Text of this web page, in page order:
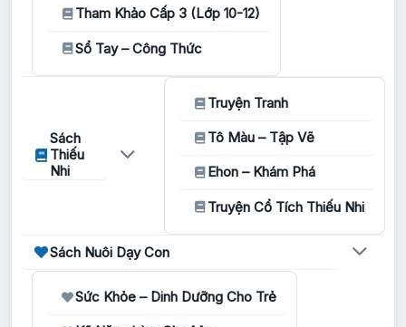
Tham Khảo Cấp 3 (Lớp 10-12)
Sổ Tay – Công Thức
Sách
Thiếu
Nhi
Truyện Tranh
Tô Màu – Tập Vẽ
Ehon – Khám Phá
Truyện Cổ Tích Thiếu Nhi
Sách Nuôi Dạy Con
Sức Khỏe – Dinh Dưỡng Cho Trẻ